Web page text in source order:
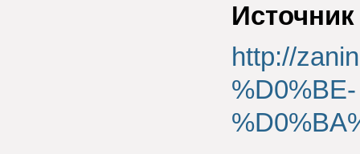
http://
%D0%BE-